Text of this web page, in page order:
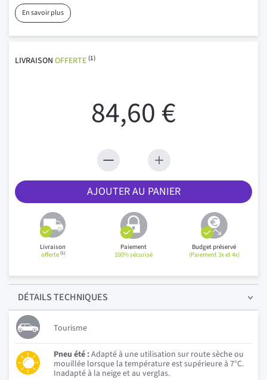
En savoir plus
LIVRAISON OFFERTE (1)
84,60 €
AJOUTER AU PANIER
Livraison
offerte(1)
Paiement
100% sécurisé
Budget préservé
(Paiement 3x et 4x)
DÉTAILSTECHNIQUES
Tourisme
Pneu été :Adapté à une utilisation sur route sèche ou
mouillée lorsque la température est supérieure à 7°C.
Inadapté à la neige et au verglas.